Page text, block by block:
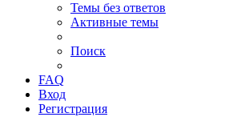
Темы без ответов
Активные темы
Поиск
FAQ
Вход
Регистрация